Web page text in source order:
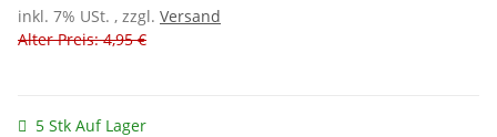
inkl. 7% USt. , zzgl. Versand
Alter Preis: 4,95 €
5 Stk Auf Lager